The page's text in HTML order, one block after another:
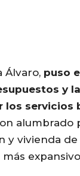
Álvaro, puso
y
los servicios
alumbrado
y vivienda de
más